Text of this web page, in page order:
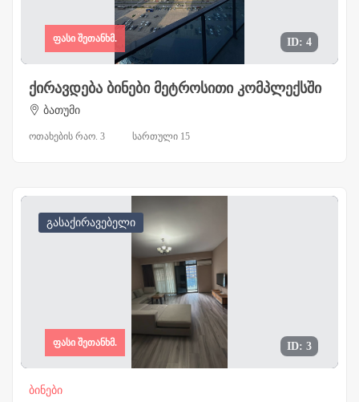
ID: 4
ფასი შეთანხმ.
ქირავდება ბინები მეტროსითი კომპლექსში
ბათუმი
ოთახების რაო. 3 სართული 15
გასაქირავებელი
ID: 3
ფასი შეთანხმ.
ბინები